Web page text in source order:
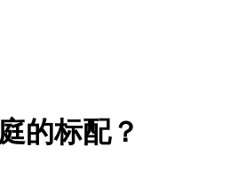
的标配？